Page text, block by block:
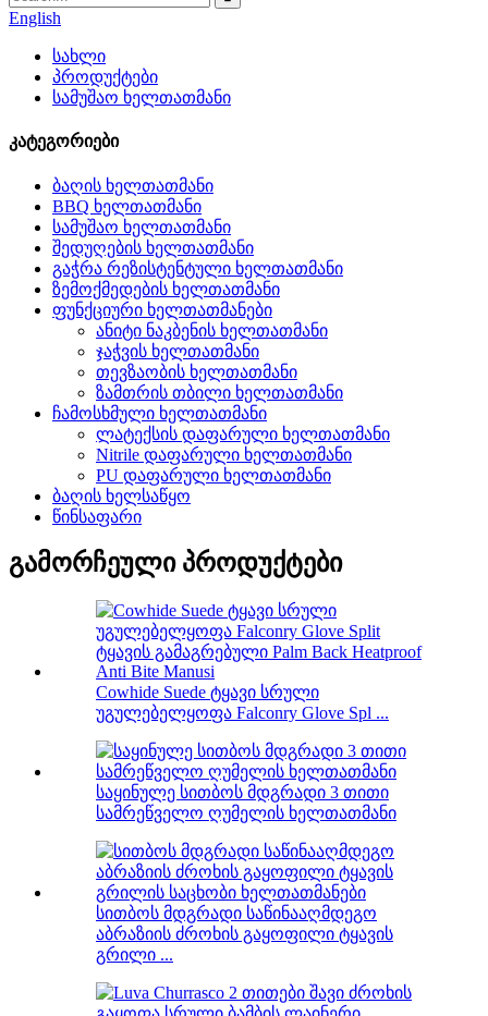
English
სახლი
პროდუქტები
სამუშაო ხელთათმანი
კატეგორიები
ბაღის ხელთათმანი
BBQ ხელთათმანი
სამუშაო ხელთათმანი
შედუღების ხელთათმანი
გაჭრა რეზისტენტული ხელთათმანი
ზემოქმედების ხელთათმანი
ფუნქციური ხელთათმანები
ანიტი ნაკბენის ხელთათმანი
ჯაჭვის ხელთათმანი
თევზაობის ხელთათმანი
ზამთრის თბილი ხელთათმანი
ჩამოსხმული ხელთათმანი
ლატექსის დაფარული ხელთათმანი
Nitrile დაფარული ხელთათმანი
PU დაფარული ხელთათმანი
ბაღის ხელსაწყო
წინსაფარი
გამორჩეული პროდუქტები
Cowhide Suede ტყავი სრული
უგულებელყოფა Falconry Glove Spl ...
საყინულე სითბოს მდგრადი 3 თითი
სამრეწველო ღუმელის ხელთათმანი
სითბოს მდგრადი საწინააღმდეგო
აბრაზიის ძროხის გაყოფილი ტყავის
გრილი ...